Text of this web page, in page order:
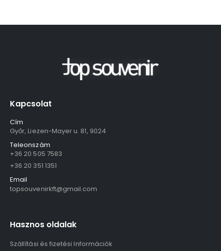
Kapcsolat
Cím
Győr, Liezen-Mayer u. 81, 9024
Teleonszám
+36 20 505 7583
+36 20 351 1351
Email
topsouvenirkft@gmail.com
Hasznos oldalak
Szállítási és fizetési Információk